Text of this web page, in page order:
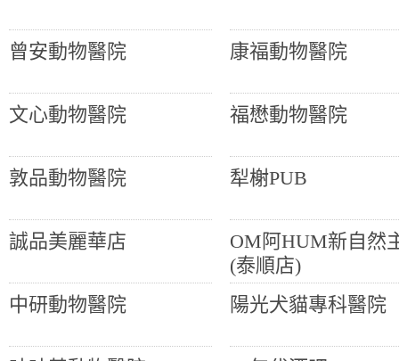
曾安動物醫院 康福動物醫院
文心動物醫院 福懋動物醫院
敦品動物醫院 犁榭PUB
誠品美麗華店
OM阿HUM新自然
(泰順店)
中研動物醫院
陽光犬貓專科醫院